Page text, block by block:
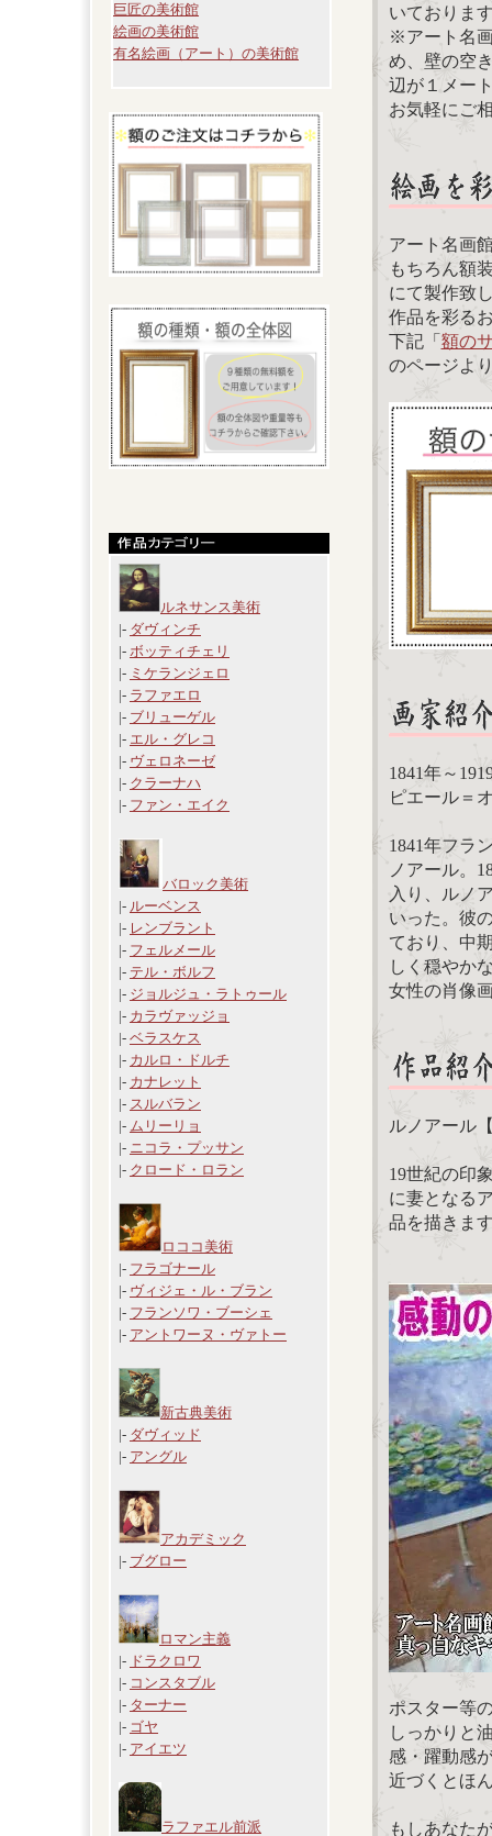
巨匠の美術館
絵画の美術館
有名絵画（アート）の美術館
ルネサンス美術
|- ダヴィンチ
|- ボッティチェリ
|- ミケランジェロ
|- ラファエロ
|- ブリューゲル
|- エル・グレコ
|- ヴェロネーゼ
|- クラーナハ
|- ファン・エイク
バロック美術
|- ルーベンス
|- レンブラント
|- フェルメール
|- テル・ボルフ
|- ジョルジュ・ラトゥール
|- カラヴァッジョ
|- ベラスケス
|- カルロ・ドルチ
|- カナレット
|- スルバラン
|- ムリーリョ
|- ニコラ・プッサン
|- クロード・ロラン
ロココ美術
|- フラゴナール
|- ヴィジェ・ル・ブラン
|- フランソワ・ブーシェ
|- アントワーヌ・ヴァトー
新古典美術
|- ダヴィッド
|- アングル
アカデミック
|- ブグロー
ロマン主義
|- ドラクロワ
|- コンスタブル
|- ターナー
|- ゴヤ
|- アイエツ
ラファエル前派
いておりま
※アート名
め、壁の空
辺が１メー
お気軽にご
アート名画
もちろん額
にて製作致
作品を彩る
下記「額の
のページよ
1841年～
ピエール＝
1841年フラ
ノアール。
入り、ルノ
いった。彼
ており、中
しく穏やか
女性の肖像
ルノアール
19世紀の印
に妻となる
品を描きま
ポスター等
しっかりと
感・躍動感
近づくとほ
もしあなた